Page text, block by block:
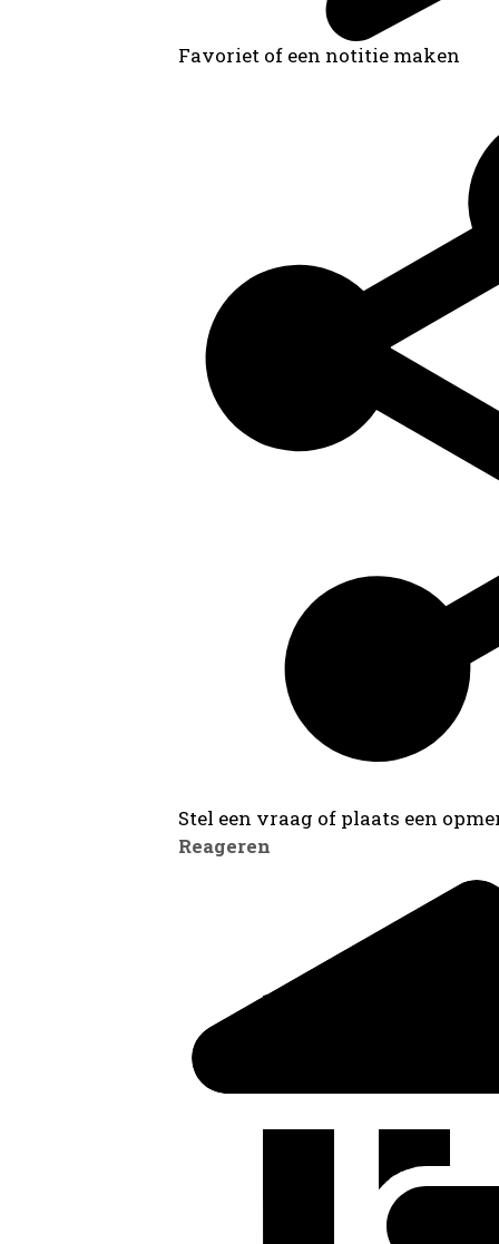
Favoriet of een notitie maken
Stel een vraag of plaats een
Reageren